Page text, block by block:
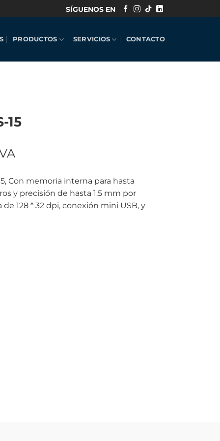
SÍGUENOS EN
PRODUCTOS SERVICIOS CONTACTO
15
Con memoria interna para hasta
y precisión de hasta 1.5 mm por
128 * 32 dpi, conexión mini USB, y